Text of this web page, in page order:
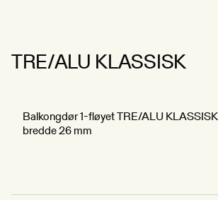
TRE/ALU KLASSISK
Balkongdør 1-fløyet TRE/ALU
bredde 26 mm